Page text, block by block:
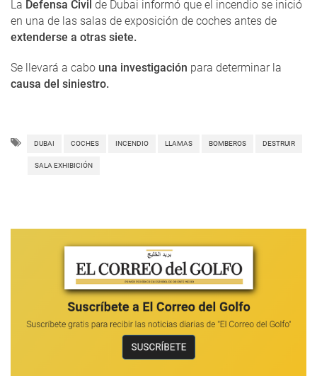
La Defensa Civil de Dubai informó que el incendio se inició
en una de las salas de exposición de coches antes de
extenderse a otras siete.
Se llevará a cabo una investigación para determinar la
causa del siniestro.
DUBAI COCHES INCENDIO LLAMAS BOMBEROS DESTRUIR
SALA EXHIBICIÓN